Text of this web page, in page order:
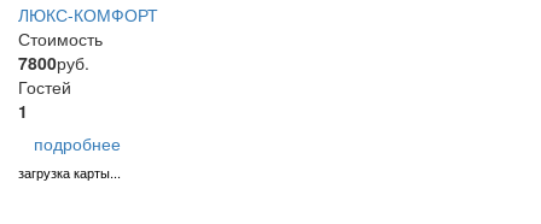
ЛЮКС-КОМФОРТ
Стоимость
7800руб.
Гостей
1
подробнее
загрузка карты...